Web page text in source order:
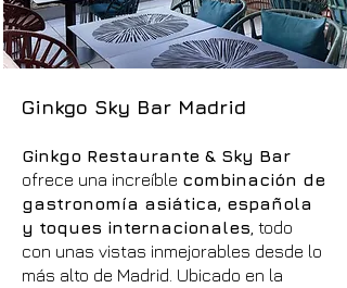
Ginkgo Sky Bar Madrid
Ginkgo Restaurante & Sky Bar
ofrece una increíble combinación de
gastronomía asiática, española
y toques internacionales , todo
con unas vistas inmejorables desde lo
más alto de Madrid. Ubicado en la